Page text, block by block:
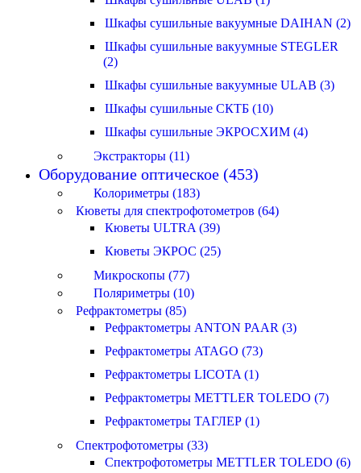
Шкафы сушильные вакуумные DAIHAN (2)
Шкафы сушильные вакуумные STEGLER
(2)
Шкафы сушильные вакуумные ULAB (3)
Шкафы сушильные СКТБ (10)
Шкафы сушильные ЭКРОСХИМ (4)
Экстракторы (11)
Оборудование оптическое (453)
Колориметры (183)
Кюветы для спектрофотометров (64)
Кюветы ULTRA (39)
Кюветы ЭКРОС (25)
Микроскопы (77)
Поляриметры (10)
Рефрактометры (85)
Рефрактометры ANTON PAAR (3)
Рефрактометры ATAGO (73)
Рефрактометры LICOTA (1)
Рефрактометры METTLER TOLEDO (7)
Рефрактометры ТАГЛЕР (1)
Спектрофотометры (33)
Спектрофотометры METTLER TOLEDO (6)